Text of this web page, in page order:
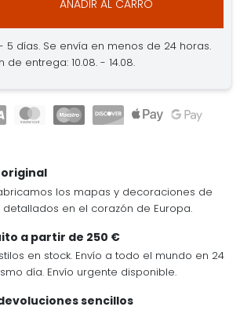
AÑADIR AL CARRO
5 días. Se envía en menos de 24 horas.
de entrega: 10.08. - 14.08.
los mapas y decoraciones de
en el corazón de Europa.
a partir de 250 €
en stock. Envío a todo el mundo en 24
día. Envío urgente disponible.
sencillos